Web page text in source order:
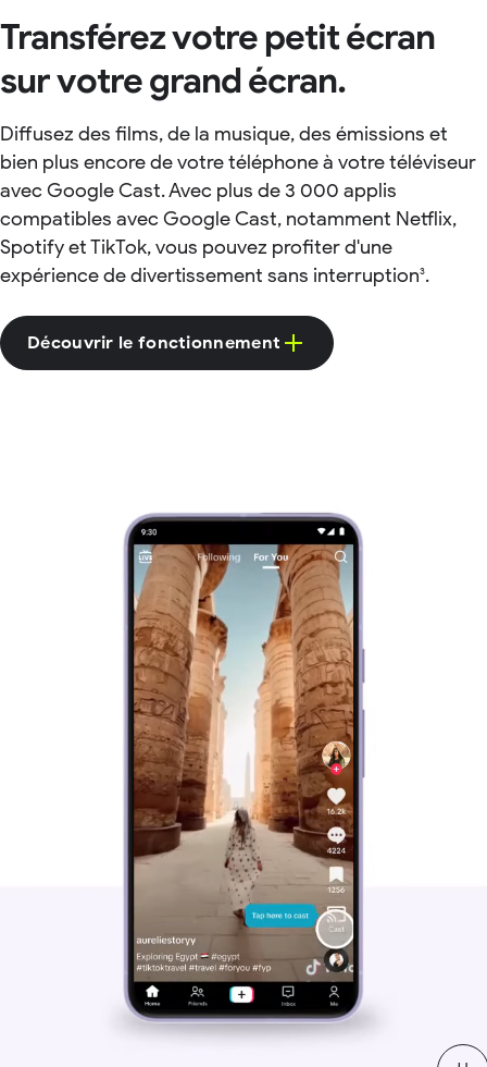
Transférez votre petit écran
sur votre grand écran.
Diffusez des films, de la musique, des émissions et
bien plus encore de votre téléphone à votre téléviseur
avec Google Cast. Avec plus de 3 000 applis
compatibles avec Google Cast, notamment Netflix,
Spotify et TikTok, vous pouvez profiter d'une
expérience de divertissement sans interruption3.
Découvrir le fonctionnement